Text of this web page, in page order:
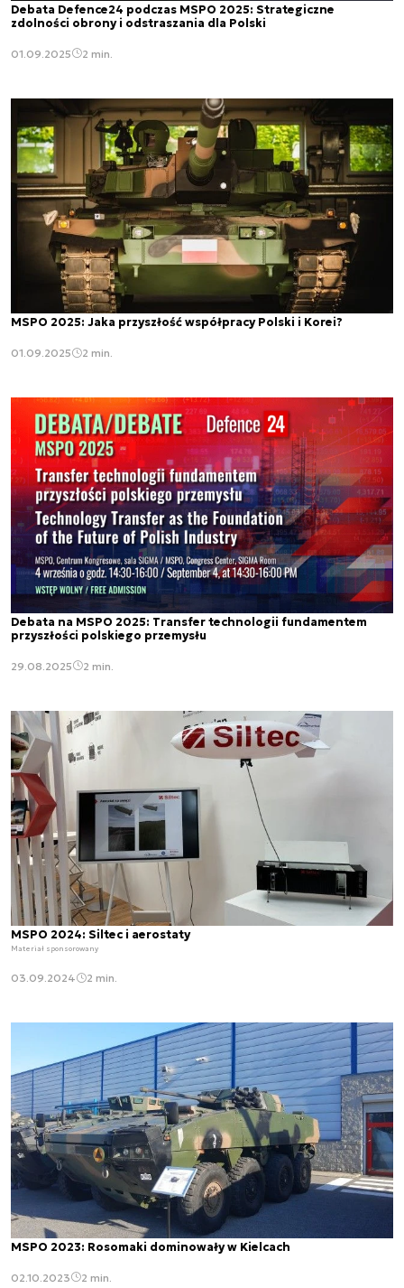
Debata Defence24 podczas MSPO 2025: Strategiczne
zdolności obrony i odstraszania dla Polski
01.09.2025 2 min.
MSPO 2025: Jaka przyszłość współpracy Polski i Korei?
01.09.2025 2 min.
Debata na MSPO 2025: Transfer technologii fundamentem
przyszłości polskiego przemysłu
29.08.2025 2 min.
MSPO 2024: Siltec i aerostaty
Materiał sponsorowany
03.09.2024 2 min.
MSPO 2023: Rosomaki dominowały w Kielcach
02.10.2023 2 min.